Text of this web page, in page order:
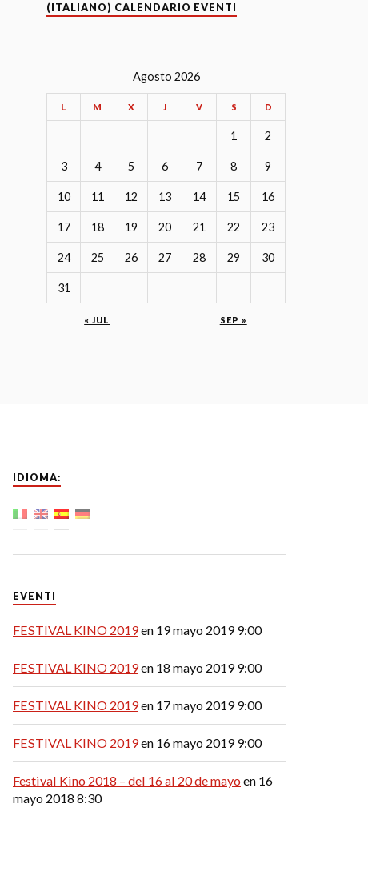
(ITALIANO) CALENDARIO EVENTI
Agosto 2026
L M X J V S D
1 2
3 4 5 6 7 8 9
10 11 12 13 14 15 16
17 18 19 20 21 22 23
24 25 26 27 28 29 30
31
« JUL SEP »
IDIOMA:
EVENTI
FESTIVAL KINO 2019en 19 mayo 2019 9:00
FESTIVAL KINO 2019en 18 mayo 2019 9:00
FESTIVAL KINO 2019en 17 mayo 2019 9:00
FESTIVAL KINO 2019en 16 mayo 2019 9:00
Festival Kino 2018 – del 16 al 20 de mayo en 16
mayo 2018 8:30